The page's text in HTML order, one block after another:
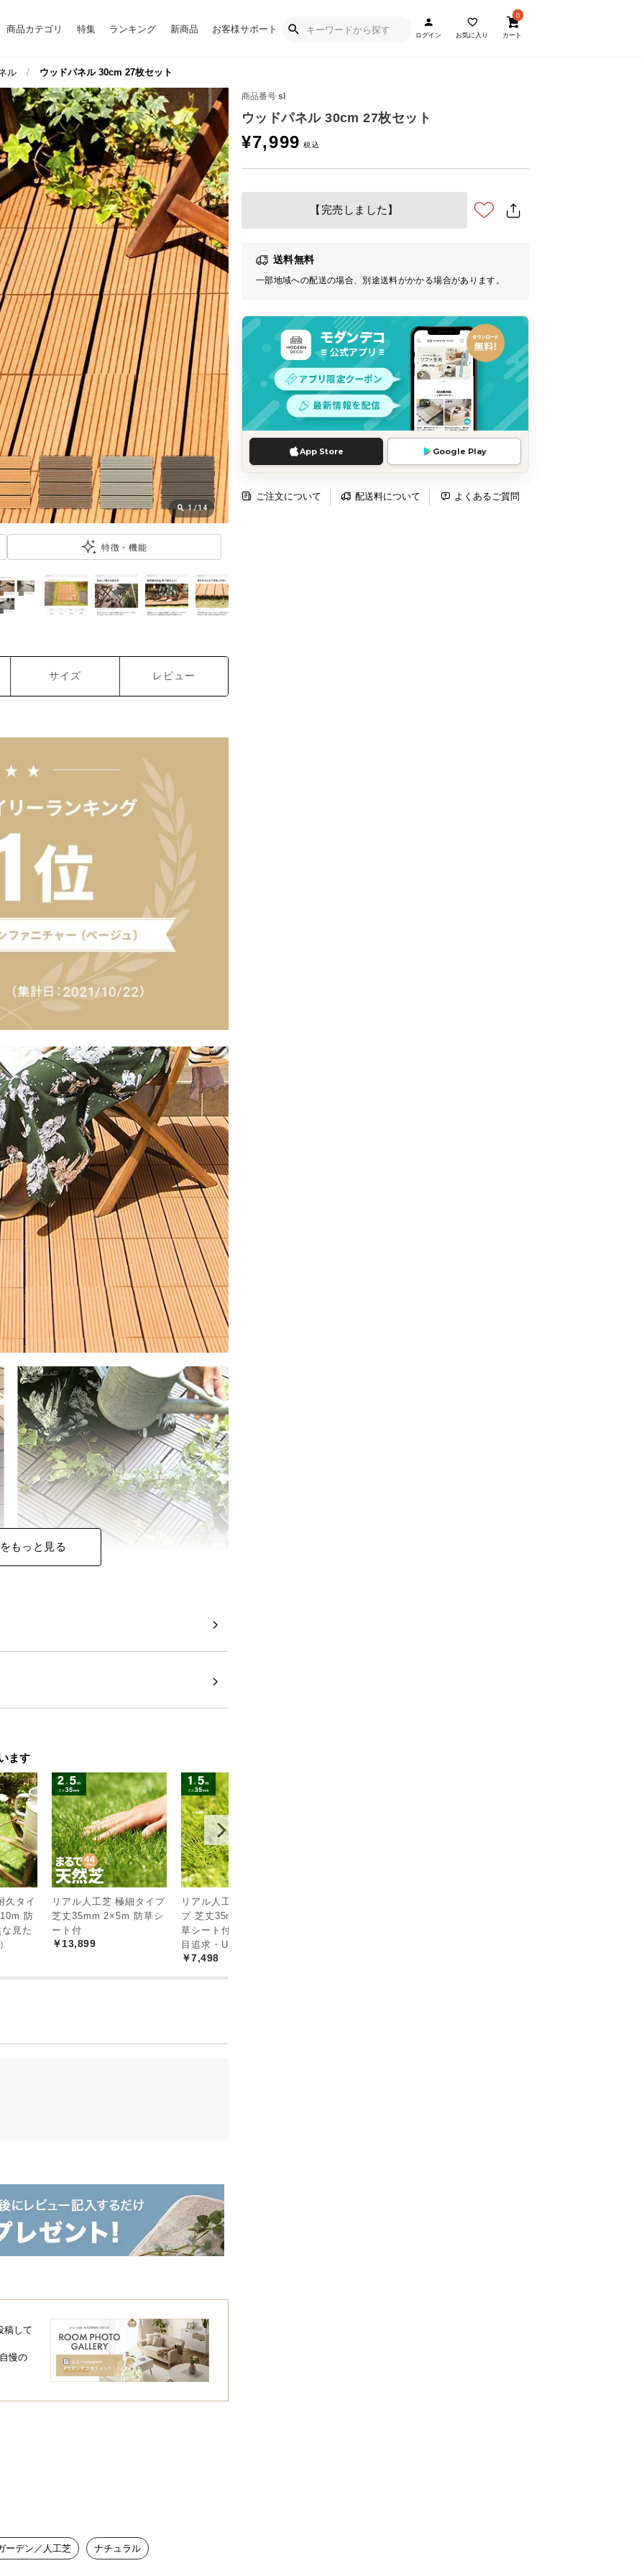
商品カテゴリ 特集 ランキング 新商品 お客様サポート
ログイン お気に入り
0
カート
ル ウッドパネル 30cm 27枚セット
商品番号 sl
ウッドパネル 30cm 27枚セット
¥7,999
【完売しました】
送料無料
一部地域への配送の場合、別途送料がかかる場合があります。
App Store Google Play
ご注文について 配送料について よくあるご質問
1/14
特徴・機能
サイズ レビュー
もっと見る
ます
久タイ
防
見た
リアル人工芝 極細タイプ
芝丈35mm 2×5m 防草シ
ート付
￥13,899
リアル人工芝 高耐久タイ
プ 芝丈35mm 1×5m 防
草シート付（自然な見た
目追求・U字ピン）
￥7,498
稿して
慢の
ーデン／人工芝 ナチュラル